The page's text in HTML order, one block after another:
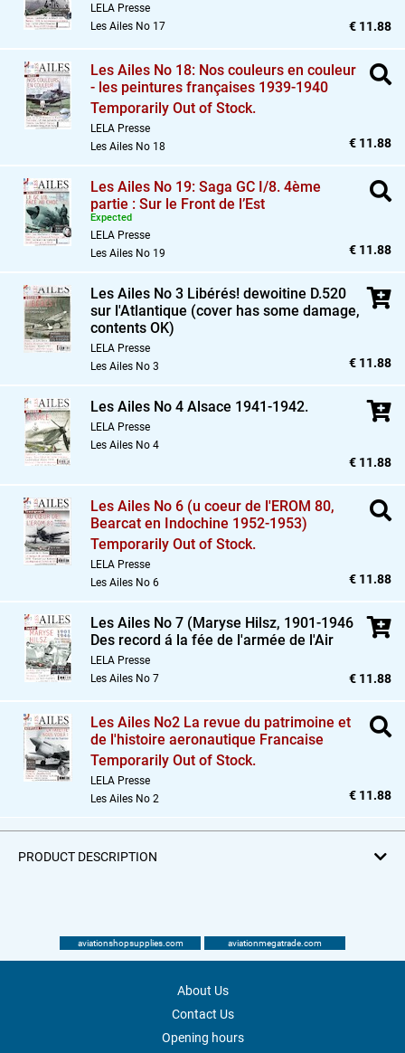
LELA Presse
Les Ailes No 17
€ 11.88
Les Ailes No 18: Nos couleurs en couleur
- les peintures françaises 1939-1940
Temporarily Out of Stock.
LELA Presse
Les Ailes No 18
€ 11.88
Les Ailes No 19: Saga GC I/8. 4ème
partie : Sur le Front de l’Est
Expected
LELA Presse
Les Ailes No 19
€ 11.88
Les Ailes No 3 Libérés! dewoitine D.520
sur l'Atlantique (cover has some damage,
contents OK)
LELA Presse
Les Ailes No 3
€ 11.88
Les Ailes No 4 Alsace 1941-1942.
LELA Presse
Les Ailes No 4
€ 11.88
Les Ailes No 6 (u coeur de l'EROM 80,
Bearcat en Indochine 1952-1953)
Temporarily Out of Stock.
LELA Presse
Les Ailes No 6
€ 11.88
Les Ailes No 7 (Maryse Hilsz, 1901-1946
Des record á la fée de l'armée de l'Air
LELA Presse
Les Ailes No 7
€ 11.88
Les Ailes No2 La revue du patrimoine et
de l'histoire aeronautique Francaise
Temporarily Out of Stock.
LELA Presse
Les Ailes No 2
€ 11.88
PRODUCT DESCRIPTION
aviationshopsupplies.com aviationmegatrade.com
About Us
Contact Us
Opening hours